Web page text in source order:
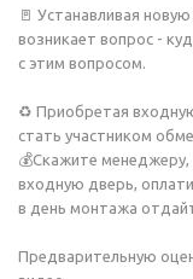
🚪 Устанавливая
возникает вопрос -
с этим вопросом.
♻️ Приобретая
стать участником
💰Скажите
входную дверь,
в день монтажа
Предварительную